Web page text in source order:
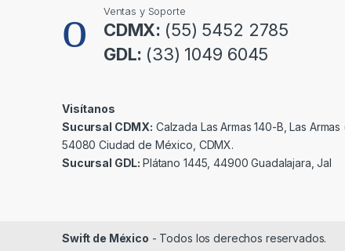
Ventas y Soporte
CDMX: (55) 5452 2785
GDL: (33) 1049 6045
Visítanos
Sucursal CDMX: Calzada Las Armas 140-B, Las Armas
54080 Ciudad de México, CDMX.
Sucursal GDL: Plátano 1445, 44900 Guadalajara, Jal
Swift de México - Todos los derechos reservados.